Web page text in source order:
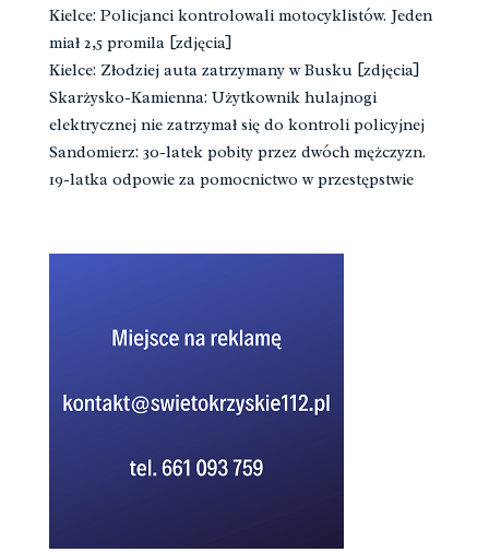
Kielce: Policjanci kontrolowali motocyklistów. Jeden
miał 2,5 promila [zdjęcia]
Kielce: Złodziej auta zatrzymany w Busku [zdjęcia]
Skarżysko-Kamienna: Użytkownik hulajnogi
elektrycznej nie zatrzymał się do kontroli policyjnej
Sandomierz: 30-latek pobity przez dwóch mężczyzn.
19-latka odpowie za pomocnictwo w przestępstwie